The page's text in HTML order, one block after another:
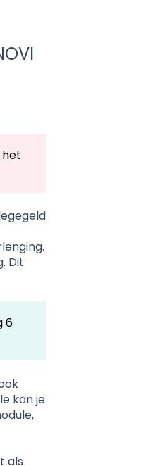
het
Dit
6
kan je
als